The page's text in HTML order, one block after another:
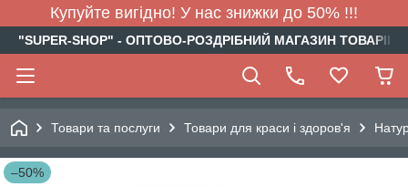
Купуйте вигідно! У нас знижки до 50% !!!
"SUPER-SHOP" - ОПТОВО-РОЗДРІБНИЙ МАГАЗИН
Товари та послуги Товари для краси і здоров'я
–50%